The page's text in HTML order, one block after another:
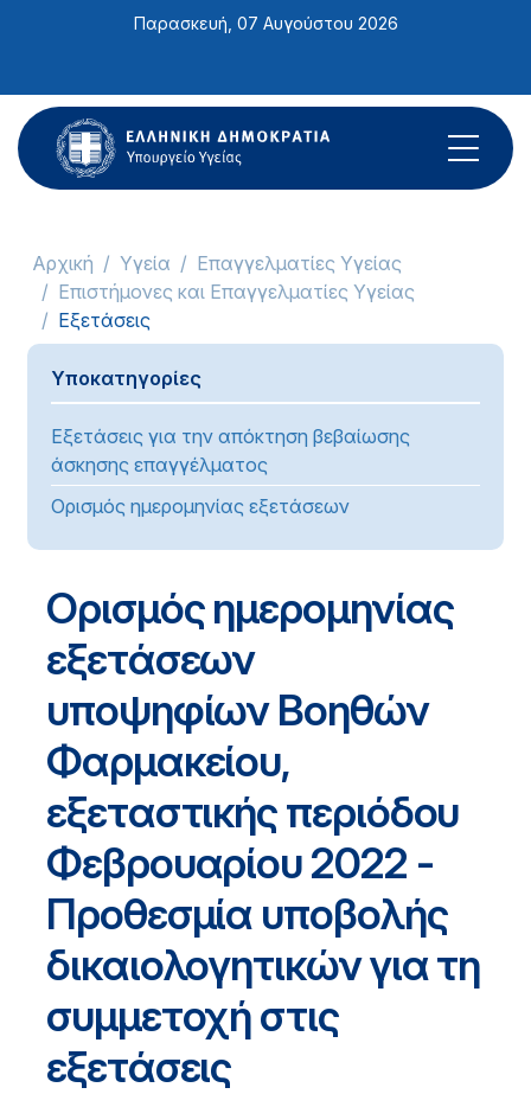
ιστότοπος
περιλαμβάνει
ένα
σύστημα
Παρασκευή, 07 Αυγούστου 2026
Αρχική Υγεία
Επαγγελματίες Υγείας
Επιστήμονες και Επαγγελματίες Υγείας
Εξετάσεις
Υποκατηγορίες
Εξετάσεις για την απόκτηση βεβαίωσης
άσκησης επαγγέλματος
Ορισμός ημερομηνίας εξετάσεων
Ορισμός ημερομηνίας
εξετάσεων
υποψηφίων Βοηθών
Φαρμακείου,
εξεταστικής περιόδου
Φεβρουαρίου 2022 -
Προθεσμία υποβολής
δικαιολογητικών για τη
συμμετοχή στις
εξετάσεις